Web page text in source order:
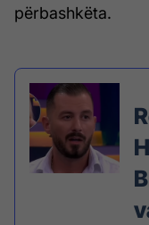
përbashkëta.